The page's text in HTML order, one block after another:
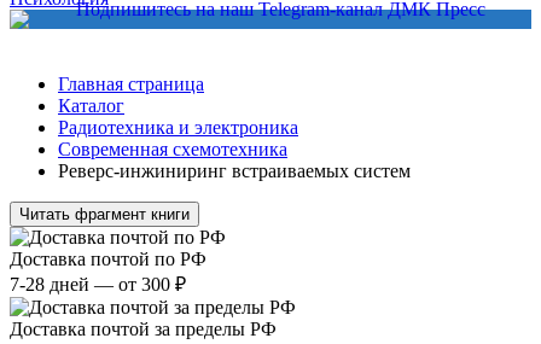
Главная страница
Каталог
Радиотехника и электроника
Современная схемотехника
Реверс-инжиниринг встраиваемых систем
Читать фрагмент книги
Доставка почтой по РФ
7-28 дней — от 300 ₽
Доставка почтой за пределы РФ